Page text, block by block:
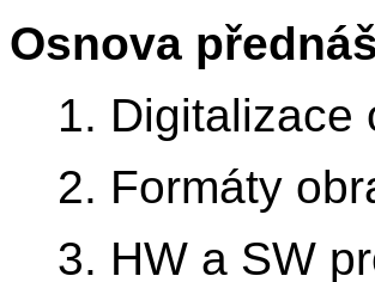
Osnova
1. Digitalizace
2. Formáty
3. HW a SW